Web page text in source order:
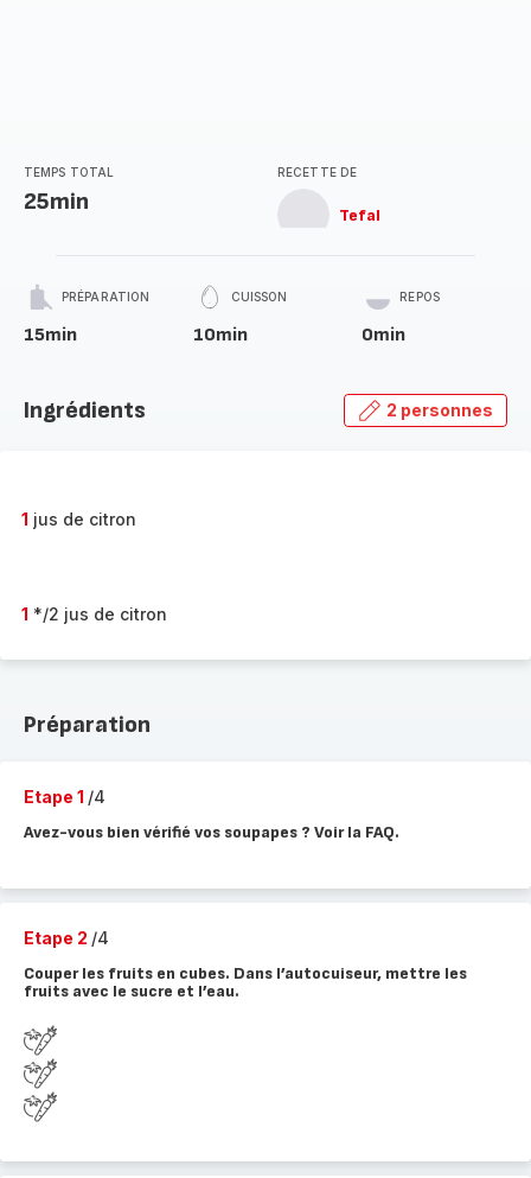
TEMPS TOTAL
25min
RECETTE DE
Tefal
PRÉPARATION
15min
CUISSON
10min
REPOS
0min
Ingrédients 2 personnes
1 jus de citron
1 */2 jus de citron
Préparation
Etape 1 /4
Avez-vous bien vérifié vos soupapes ? Voir la FAQ.
Etape 2 /4
Couper les fruits en cubes. Dans l’autocuiseur, mettre les
fruits avec le sucre et l’eau.